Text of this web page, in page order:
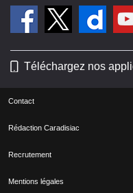
Téléchargez nos
Contact
Rédaction Caradisiac
Recrutement
Mentions légales